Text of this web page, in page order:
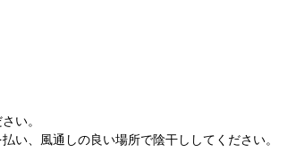
い。
い、風通しの良い場所で陰干ししてください。